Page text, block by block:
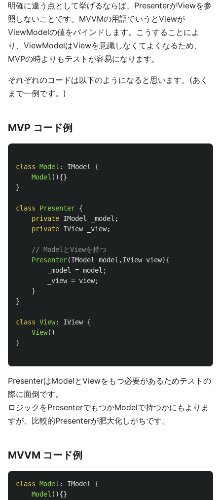
明確に違う点として挙げるならば、PresenterがViewを参
照しないことです。MVVMの用語でいうとViewが
ViewModelの値をバインドします。こうすることによ
り、ViewModelはViewを意識しなくてよくなるため、
MVPの時よりもテストが容易になります。
それぞれのコードは以下のようになると思います。(あく
まで一例です。)
MVP コード例
class Model : IModel
{
Model (){}
}
class Presenter {
private IModel _model ;
private IView _view;
// ModelとViewを持つ
Presenter(IModel model ,IView view){
_model = model ;
_view = view;
}
}
class View: IView {
View()
}
PresenterはModelとViewをもつ必要があるためテストの
際に面倒です。
ロジックをPresenterでもつかModelで持つかにもよりま
すが、比較的Presenterが肥大化しがちです。
MVVM コード例
class Model : IModel
{
Model (){}